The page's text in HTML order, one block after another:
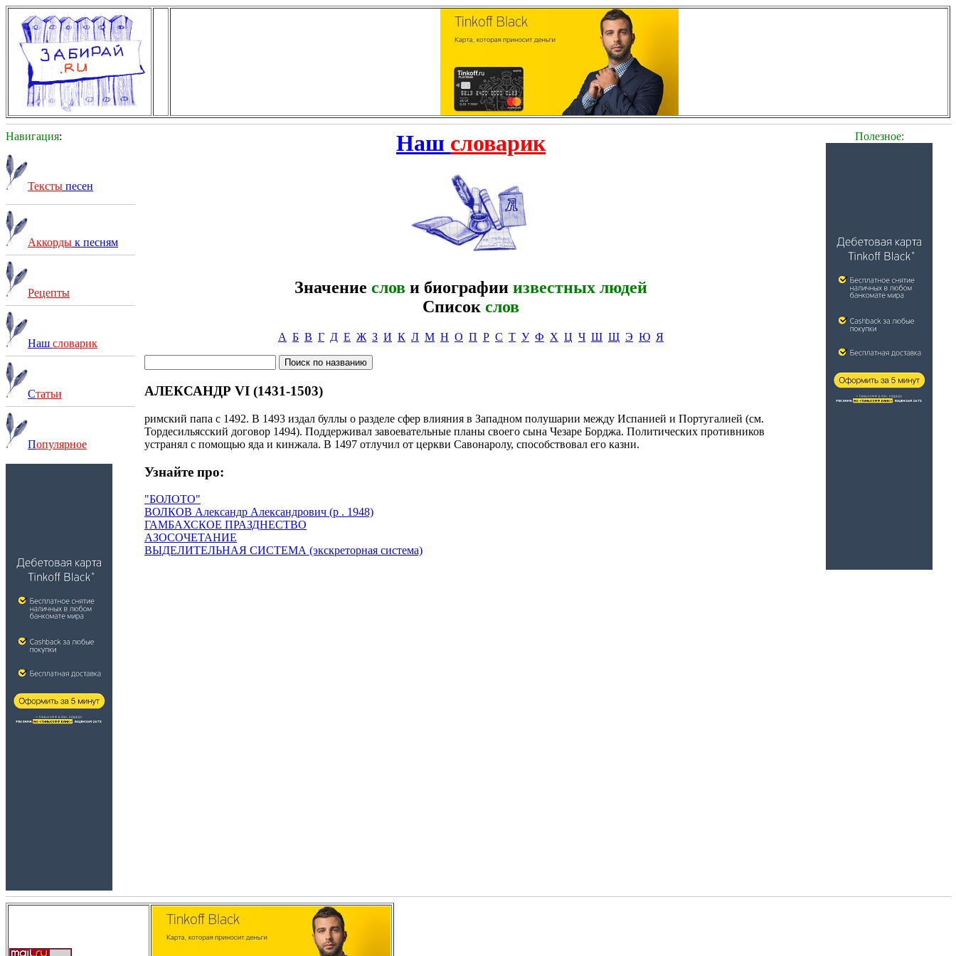
Навигация:
Тексты песен
Аккорды к песням
Рецепты
Наш словарик
Статьи
Популярное
Наш словарик
Значение слов и биографии известных людей
Список слов
А Б В Г Д Е Ж З И К Л М Н О П Р С Т У Ф Х Ц Ч Ш Щ Э Ю Я
АЛЕКСАНДР VI (1431-1503)
римский папа с 1492. В 1493 издал буллы о разделе сфер влияния в Западном полушарии между Испанией и Португалией (см.
Тордесильясский договор 1494). Поддерживал завоевательные планы своего сына Чезаре Борджа. Политических противников
устранял с помощью яда и кинжала. В 1497 отлучил от церкви Савонаролу, способствовал его казни.
Узнайте про:
"БОЛОТО"
ВОЛКОВ Александр Александрович (р . 1948)
ГАМБАХСКОЕ ПРАЗДНЕСТВО
АЗОСОЧЕТАНИЕ
ВЫДЕЛИТЕЛЬНАЯ СИСТЕМА (экскреторная система)
Полезное: